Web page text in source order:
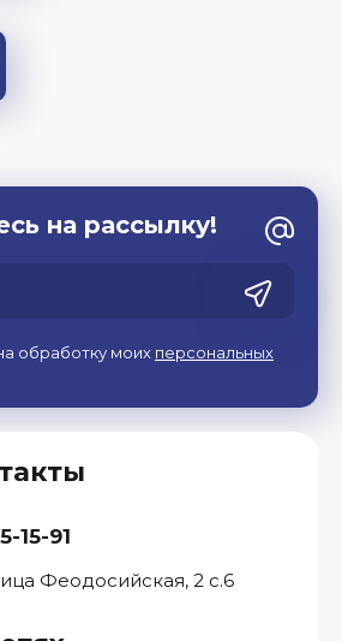
15-91
Феодосийская, 2 с.6
на рассылку!
обработку моих персональных